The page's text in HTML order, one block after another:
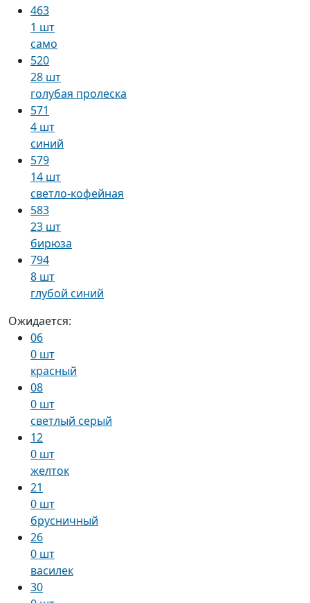
463
1 шт
само
520
28 шт
голубая пролеска
571
4 шт
синий
579
14 шт
светло-кофейная
583
23 шт
бирюза
794
8 шт
глубой синий
Ожидается:
06
0 шт
красный
08
0 шт
светлый серый
12
0 шт
желток
21
0 шт
брусничный
26
0 шт
василек
30